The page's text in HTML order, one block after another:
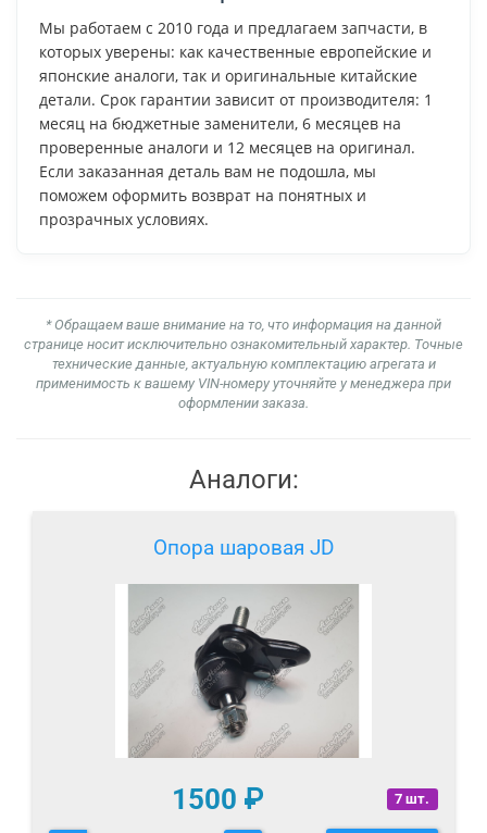
Мы работаем с 2010 года и предлагаем запчасти, в
которых уверены: как качественные европейские и
японские аналоги, так и оригинальные китайские
детали. Срок гарантии зависит от производителя: 1
месяц на бюджетные заменители, 6 месяцев на
проверенные аналоги и 12 месяцев на оригинал.
Если заказанная деталь вам не подошла, мы
поможем оформить возврат на понятных и
прозрачных условиях.
* Обращаем ваше внимание на то, что информация на данной
странице носит исключительно ознакомительный характер. Точные
технические данные, актуальную комплектацию агрегата и
применимость к вашему VIN-номеру уточняйте у менеджера при
оформлении заказа.
Аналоги:
Опора шаровая JD
7 шт.
1500 ₽